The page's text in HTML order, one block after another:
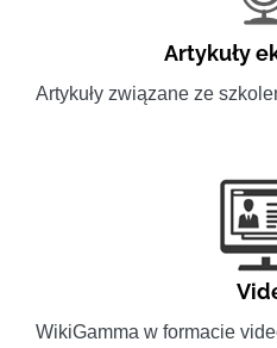
Artykuły
Artykuły związane ze
WikiGamma w formacie